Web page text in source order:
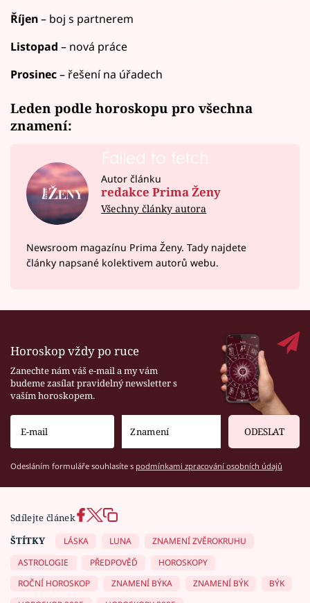
Říjen– boj s partnerem
Listopad – nová práce
Prosinec– řešení na úřadech
Leden podle horoskopu pro všechna
znamení:
Failed to fetch
Autor článku
redakce Prima Ženy
Všechny články autora
Newsroom magazínu Prima Ženy. Tady najdete
články napsané kolektivem autorů webu.
Horoskop vždy po ruce
Zanechte nám váš e-mail a my vám
budeme zasílat pravidelný newsletter s
vaším horoskopem.
ODESLAT
Odesláním formuláře souhlasíte s podmínkami zpracování osobních údajů
Sdílejte článek
ŠTÍTKY
LÁSKA LUNA
ZNAMENÍ ZVĚROKRUHU
ASTROLOGIE
PŘEDPOVĚĎ
HOROSKOPY
ROČNÍ HOROSKOP
ZNAMENÍ BÝKA ZNAMENÍ BÝK
BÝK